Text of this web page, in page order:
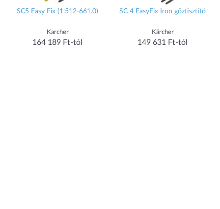
SC5 Easy Fix (1.512-661.0)
Karcher
164 189 Ft-tól
SC 4 EasyFix Iron gőztisztító
Kärcher
149 631 Ft-tól